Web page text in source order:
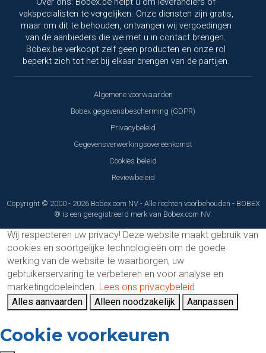
vakspecialisten te vergelijken. Onze diensten zijn gratis,
maar om dit te behouden, ontvangen wij vergoedingen
van de aanbieders die we met u in contact brengen.
Bobex.be verkoopt zelf geen producten en onze rol
beperkt zich tot het bij elkaar brengen van de partijen.
Algemene voorwaarden
Bobex gegevensbescherming (GDPR)
Privacybeleid
Gegevensverwerkingsovereenkomst
Cookies beleid
Reviewbeleid
Copyright © 2000 - 2026 Bobex.com NV - Alle rechten voorbehouden - BOBEX
® is een geregistreerd merk van Bobex.com NV.
Wij respecteren uw privacy! Deze website maakt gebruik van
cookies en soortgelijke technologieën om de goede
werking van de website te waarborgen, uw
gebruikerservaring te verbeteren en voor analyse en
marketingdoeleinden. Lees ons privacybeleid
Alles aanvaarden
Alleen noodzakelijk Aanpassen
Cookie voorkeuren